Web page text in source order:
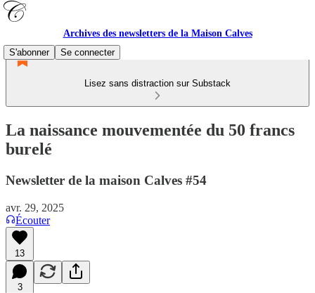
Archives des newsletters de la Maison Calves
S'abonner
Se connecter
Lisez sans distraction sur Substack
La naissance mouvementée du 50 francs
burelé
Newsletter de la maison Calves #54
avr. 29, 2025
Écouter
13
3